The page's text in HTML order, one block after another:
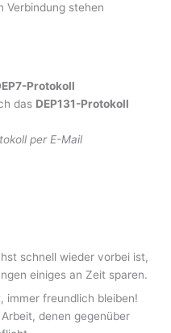
Verbindung stehen
Protokoll
das DEP131-Protokoll
per E-Mail
schnell wieder vorbei ist,
einiges an Zeit sparen.
immer freundlich bleiben!
denen gegenüber